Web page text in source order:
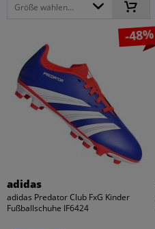
Größe wählen...
-48%
adidas
adidas Predator Club FxG Kinder
Fußballschuhe IF6424